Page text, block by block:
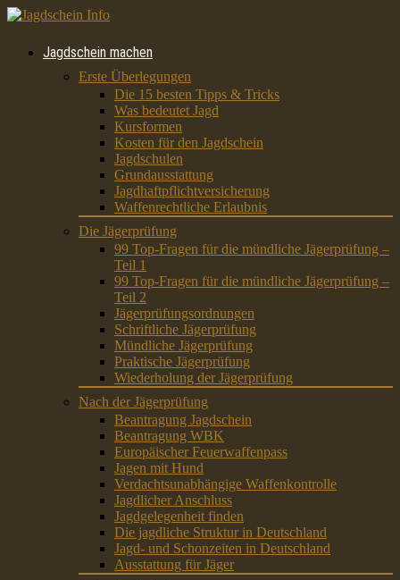
Jagdschein machen
Erste Überlegungen
Die 15 besten Tipps & Tricks
Was bedeutet Jagd
Kursformen
Kosten für den Jagdschein
Jagdschulen
Grundausstattung
Jagdhaftpflichtversicherung
Waffenrechtliche Erlaubnis
Die Jägerprüfung
99 Top-Fragen für die mündliche Jägerprüfung –
Teil 1
99 Top-Fragen für die mündliche Jägerprüfung –
Teil 2
Jägerprüfungsordnungen
Schriftliche Jägerprüfung
Mündliche Jägerprüfung
Praktische Jägerprüfung
Wiederholung der Jägerprüfung
Nach der Jägerprüfung
Beantragung Jagdschein
Beantragung WBK
Europäischer Feuerwaffenpass
Jagen mit Hund
Verdachtsunabhängige Waffenkontrolle
Jagdlicher Anschluss
Jagdgelegenheit finden
Die jagdliche Struktur in Deutschland
Jagd- und Schonzeiten in Deutschland
Ausstattung für Jäger